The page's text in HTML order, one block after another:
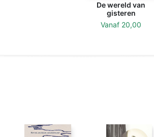
De wereld van
gisteren
Vanaf 20,00